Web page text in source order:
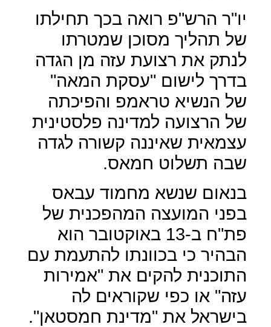
יו"ר הרש"פ רואה בכך תחילתו
של תהליך מסוכן שמטרתו
לנתק את רצועת עזה מן הגדה
בדרך לישום "עסקת המאה"
של הנשיא טראמפ והפיכתה
של הרצועה למדינה פלסטינית
עצמאית שאיננה קשורה לגדה
שבה תשלוט חמאס.
בנאום שנשא מחמוד עבאס
בפני המועצה המהפכנית של
פת"ח ב-13 באוקטובר הוא
הבהיר כי בכוונתו להתעמת עם
התוכנית להקים את "אמירות
עזה" או כפי שקוראים לה
בישראל את "מדינת חמסטאן".